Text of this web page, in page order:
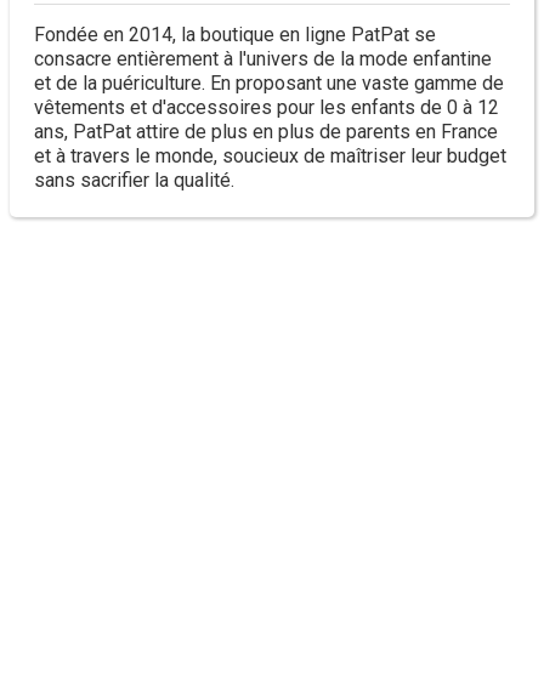
Fondée en 2014, la boutique en ligne PatPat se
consacre entièrement à l'univers de la mode enfantine
et de la puériculture. En proposant une vaste gamme de
vêtements et d'accessoires pour les enfants de 0 à 12
ans, PatPat attire de plus en plus de parents en France
et à travers le monde, soucieux de maîtriser leur budget
sans sacrifier la qualité.